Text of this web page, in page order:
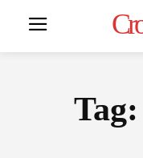
Tag: